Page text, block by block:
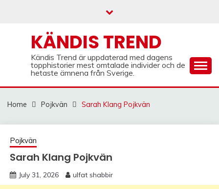
KÄNDIS TREND
Kändis Trend är uppdaterad med dagens
topphistorier mest omtalade individer och de
hetaste ämnena från Sverige.
Home Pojkvän Sarah Klang Pojkvän
Pojkvän
Sarah Klang Pojkvän
July 31, 2026 ulfat shabbir